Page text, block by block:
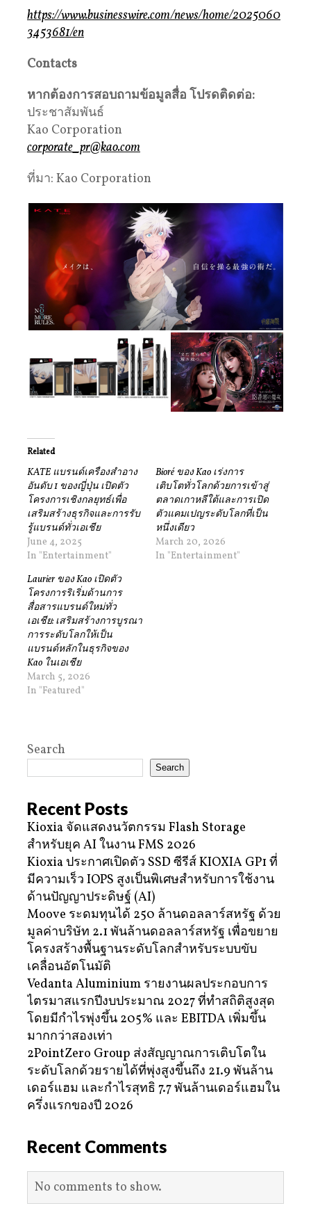
https://www.businesswire.com/news/home/2025060
3453681/en
Contacts
หากต้องการสอบถามข้อมูลสื่อ โปรดติดต่อ:
ประชาสัมพันธ์
Kao Corporation
corporate_pr@kao.com
ที่มา: Kao Corporation
Related
KATE แบรนด์เครื่องสำอาง
อันดับ 1 ของญี่ปุ่น เปิดตัว
โครงการเชิงกลยุทธ์เพื่อ
เสริมสร้างธุรกิจและการรับ
รู้แบรนด์ทั่วเอเชีย
June 4, 2025
In "Entertainment"
Bioré ของ Kao เร่งการ
เติบโตทั่วโลกด้วยการเข้าสู่
ตลาดเกาหลีใต้และการเปิด
ตัวแคมเปญระดับโลกที่เป็น
หนึ่งเดียว
March 20, 2026
In "Entertainment"
Laurier ของ Kao เปิดตัว
โครงการริเริ่มด้านการ
สื่อสารแบรนด์ใหม่ทั่ว
เอเชีย: เสริมสร้างการบูรณา
การระดับโลกให้เป็น
แบรนด์หลักในธุรกิจของ
Kao ในเอเชีย
March 5, 2026
In "Featured"
Search
Search
Recent Posts
Kioxia จัดแสดงนวัตกรรม Flash Storage
สำหรับยุค AI ในงาน FMS 2026
Kioxia ประกาศเปิดตัว SSD ซีรีส์ KIOXIA GP1 ที่
มีความเร็ว IOPS สูงเป็นพิเศษสำหรับการใช้งาน
ด้านปัญญาประดิษฐ์ (AI)
Moove ระดมทุนได้ 250 ล้านดอลลาร์สหรัฐ ด้วย
มูลค่าบริษัท 2.1 พันล้านดอลลาร์สหรัฐ เพื่อขยาย
โครงสร้างพื้นฐานระดับโลกสำหรับระบบขับ
เคลื่อนอัตโนมัติ
Vedanta Aluminium รายงานผลประกอบการ
ไตรมาสแรกปีงบประมาณ 2027 ที่ทำสถิติสูงสุด
โดยมีกำไรพุ่งขึ้น 205% และ EBITDA เพิ่มขึ้น
มากกว่าสองเท่า
2PointZero Group ส่งสัญญาณการเติบโตใน
ระดับโลกด้วยรายได้ที่พุ่งสูงขึ้นถึง 21.9 พันล้าน
เดอร์แฮม และกำไรสุทธิ 7.7 พันล้านเดอร์แฮมใน
ครึ่งแรกของปี 2026
Recent Comments
No comments to show.